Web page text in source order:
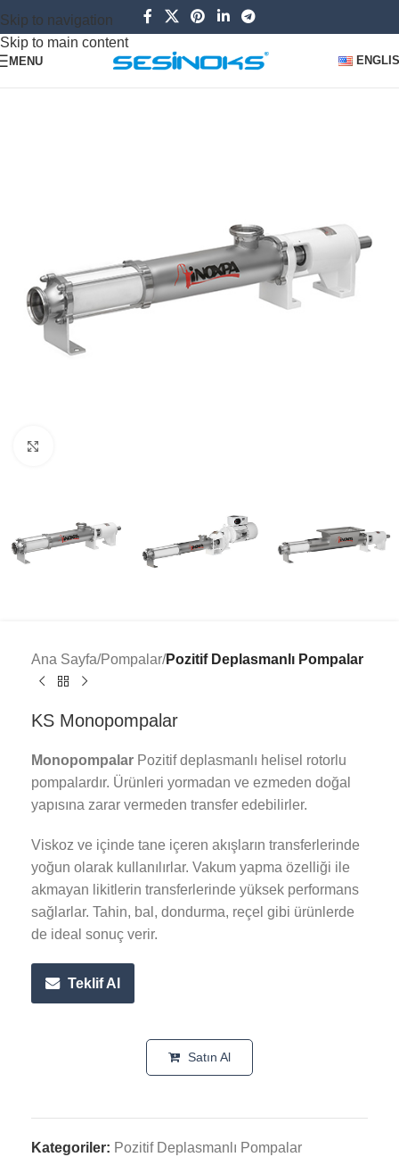
Skip to navigation
Skip to main content
MENU
Ana Sayfa Pompalar Pozitif Deplasmanlı Pompalar
KS Monopompalar
Monopompalar Pozitif deplasmanlı helisel rotorlu
pompalardır. Ürünleri yormadan ve ezmeden doğal
yapısına zarar vermeden transfer edebilirler.
Viskoz ve içinde tane içeren akışların transferlerinde
yoğun olarak kullanılırlar. Vakum yapma özelliği ile
akmayan likitlerin transferlerinde yüksek performans
sağlarlar. Tahin, bal, dondurma, reçel gibi ürünlerde
de ideal sonuç verir.
Teklif Al
Satın Al
Kategoriler: Pozitif Deplasmanlı Pompalar